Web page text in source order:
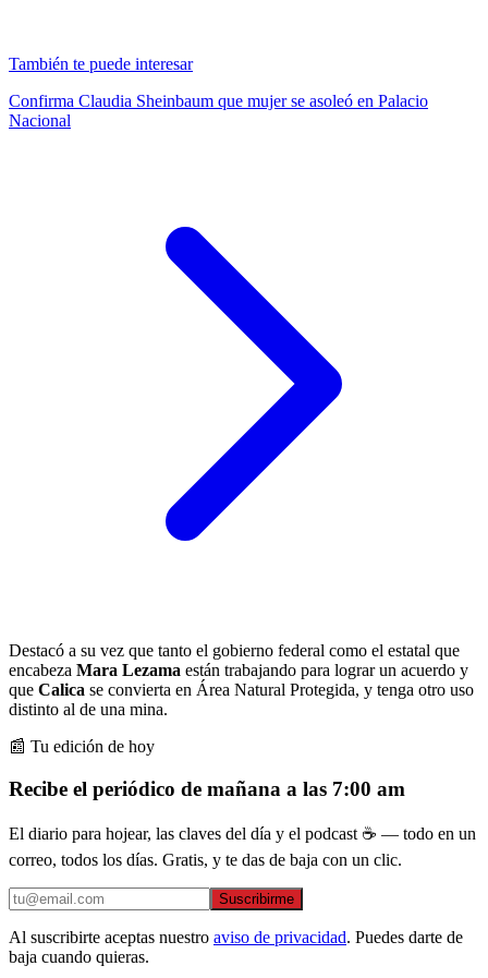
También te puede interesar
Confirma Claudia Sheinbaum que mujer se asoleó en Palacio
Nacional
Destacó a su vez que tanto el gobierno federal como el estatal que
encabeza Mara Lezama están trabajando para lograr un acuerdo y
que Calica se convierta en Área Natural Protegida, y tenga otro uso
distinto al de una mina.
📰 Tu edición de hoy
Recibe el periódico de mañana a las 7:00 am
El diario para hojear, las claves del día y el podcast ☕ — todo en un
correo, todos los días. Gratis, y te das de baja con un clic.
Suscribirme
Al suscribirte aceptas nuestro aviso de privacidad. Puedes darte de
baja cuando quieras.